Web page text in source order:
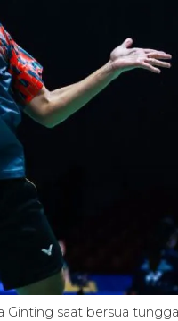
Ginting saat bersua